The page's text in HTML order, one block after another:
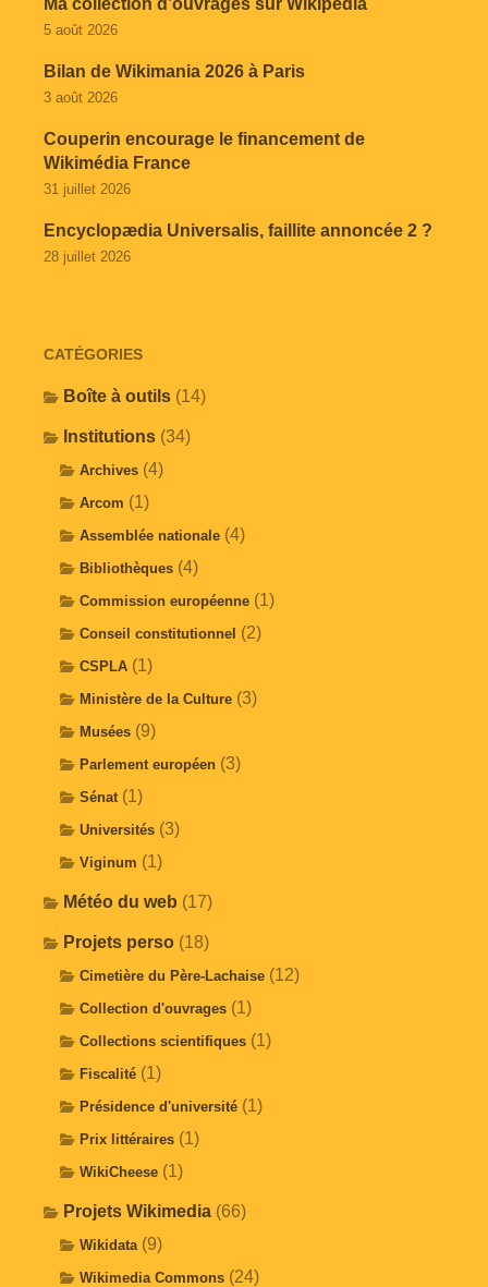
Ma collection d’ouvrages sur Wikipédia
5 août 2026
Bilan de Wikimania 2026 à Paris
3 août 2026
Couperin encourage le financement de
Wikimédia France
31 juillet 2026
Encyclopædia Universalis, faillite annoncée 2 ?
28 juillet 2026
CATÉGORIES
Boîte à outils (14)
Institutions (34)
Archives (4)
Arcom (1)
Assemblée nationale (4)
Bibliothèques (4)
Commission européenne (1)
Conseil constitutionnel (2)
CSPLA (1)
Ministère de la Culture (3)
Musées (9)
Parlement européen (3)
Sénat (1)
Universités (3)
Viginum (1)
Météo du web (17)
Projets perso (18)
Cimetière du Père-Lachaise (12)
Collection d'ouvrages (1)
Collections scientifiques (1)
Fiscalité (1)
Présidence d'université (1)
Prix littéraires (1)
WikiCheese (1)
Projets Wikimedia (66)
Wikidata (9)
Wikimedia Commons (24)